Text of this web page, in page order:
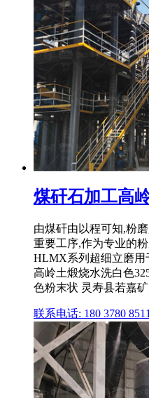
煤矸石加工高
由煤矸由以程可知,粉
重要工序,作为专业的
HLMX系列超细立磨用
高岭土煅烧水洗白色
色粉末状 灵寿县若嘉
联系电话: 180 3780 8511